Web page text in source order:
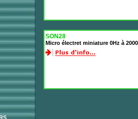
SON28
Micro électret miniature 0Hz à